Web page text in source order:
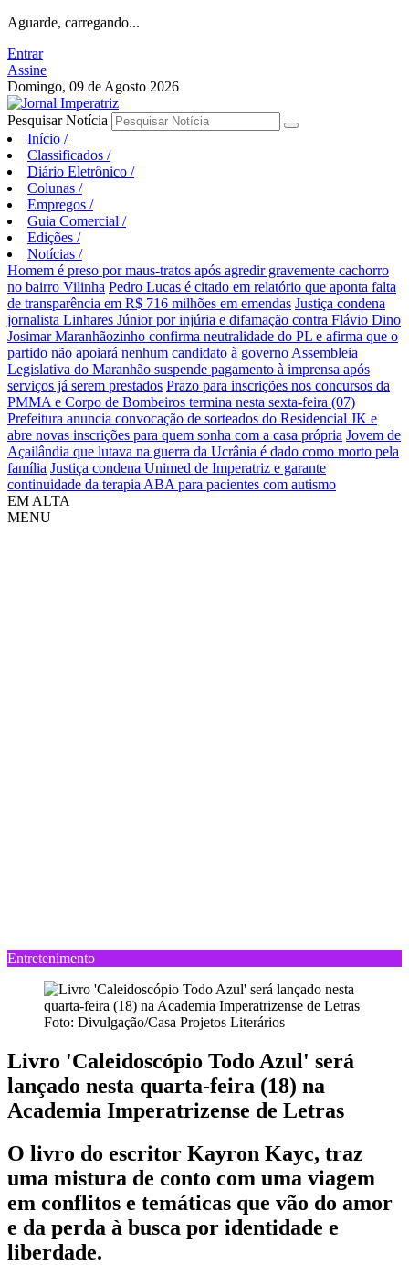
Aguarde, carregando...
Entrar
Assine
Domingo, 09 de Agosto 2026
Pesquisar Notícia
Início /
Classificados /
Diário Eletrônico /
Colunas /
Empregos /
Guia Comercial /
Edições /
Notícias /
Homem é preso por maus-tratos após agredir gravemente cachorro
no bairro Vilinha Pedro Lucas é citado em relatório que aponta falta
de transparência em R$ 716 milhões em emendas Justiça condena
jornalista Linhares Júnior por injúria e difamação contra Flávio Dino
Josimar Maranhãozinho confirma neutralidade do PL e afirma que o
partido não apoiará nenhum candidato à governo Assembleia
Legislativa do Maranhão suspende pagamento à imprensa após
serviços já serem prestados Prazo para inscrições nos concursos da
PMMA e Corpo de Bombeiros termina nesta sexta-feira (07)
Prefeitura anuncia convocação de sorteados do Residencial JK e
abre novas inscrições para quem sonha com a casa própria Jovem de
Açailândia que lutava na guerra da Ucrânia é dado como morto pela
família Justiça condena Unimed de Imperatriz e garante
continuidade da terapia ABA para pacientes com autismo
EM ALTA
MENU
Entretenimento
Foto: Divulgação/Casa Projetos Literários
Livro 'Caleidoscópio Todo Azul' será
lançado nesta quarta-feira (18) na
Academia Imperatrizense de Letras
O livro do escritor Kayron Kayc, traz
uma mistura de conto com uma viagem
em conflitos e temáticas que vão do amor
e da perda à busca por identidade e
liberdade.